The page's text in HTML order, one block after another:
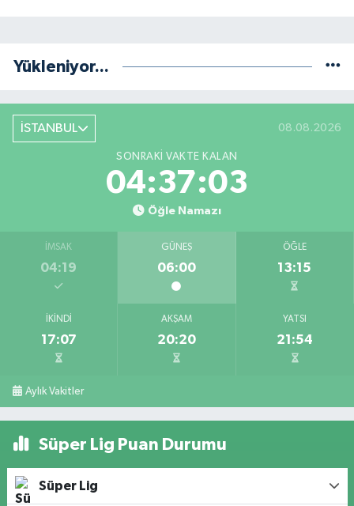
Yükleniyor...
İSTANBUL 08.08.2026
SONRAKI VAKTE KALAN
04:37:02
Öğle Namazı
İMSAK
04:19
GÜNEŞ
06:00
ÖĞLE
13:15
İKINDI
17:07
AKŞAM
20:20
YATSI
21:54
Aylık Vakitler
Süper Lig Puan Durumu
Süper Lig